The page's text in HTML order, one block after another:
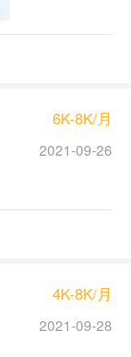
6K-8K/月
2021-09-26
4K-8K/月
2021-09-28